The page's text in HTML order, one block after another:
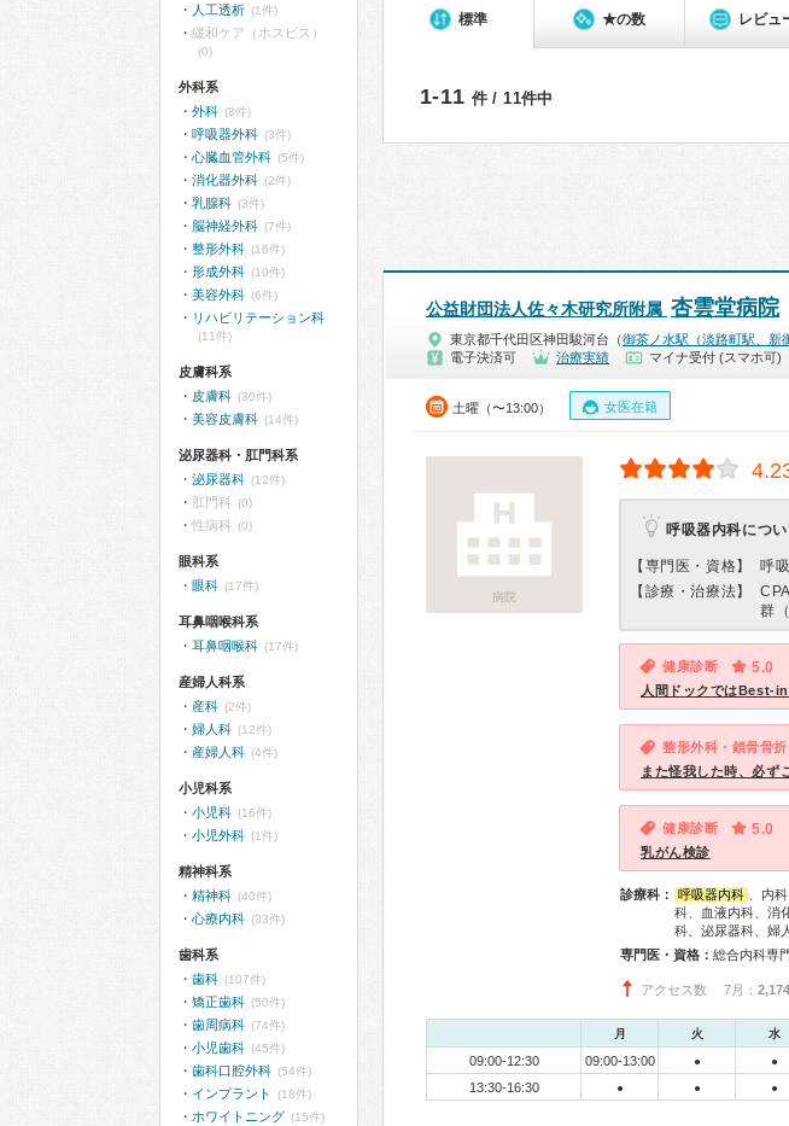
標準 ★の数 レビュ
1-11 件 / 11件中
公益財団法人佐々木研究所附属 杏雲堂病院
東京都千代田区神田駿河台（御茶ノ水駅（淡路町駅、新
電子決済可
治療実績 マイナ受付 (スマホ可)
土曜（〜13:00） 女医在籍
病院
呼吸器内科につい
【専門医・資格】
呼
【診療・治療法】
群
健康診断 5.0
人間ドックではBest-
整形外科・鎖骨骨
また怪我した時、必ず
健康診断 5.0
乳がん検診
診療科： 呼吸器内科
、内
科、血液内科、消
科、泌尿器科、婦
専門医・資格：
アクセス数 7月： 2,174
月 火 水
09:00-12:30 09:00-13:00 ● ●
13:30-16:30
● ● ●
人工透析 (1件)
緩和ケア（ホスピス）
(0)
外科系
外科 (8件)
呼吸器外科 (3件)
心臓血管外科 (5件)
消化器外科 (2件)
乳腺科 (3件)
脳神経外科 (7件)
整形外科 (16件)
形成外科 (10件)
美容外科 (6件)
リハビリテーション科
(11件)
皮膚科系
皮膚科 (30件)
美容皮膚科 (14件)
泌尿器科・肛門科系
泌尿器科 (12件)
肛門科 (0)
性病科 (0)
眼科系
眼科 (17件)
耳鼻咽喉科系
耳鼻咽喉科 (17件)
産婦人科系
産科 (2件)
婦人科 (12件)
産婦人科 (4件)
小児科系
小児科 (16件)
小児外科 (1件)
精神科系
精神科 (40件)
心療内科 (33件)
歯科系
歯科 (107件)
矯正歯科 (50件)
歯周病科 (74件)
小児歯科 (45件)
歯科口腔外科 (54件)
インプラント (18件)
ホワイトニング (15件)